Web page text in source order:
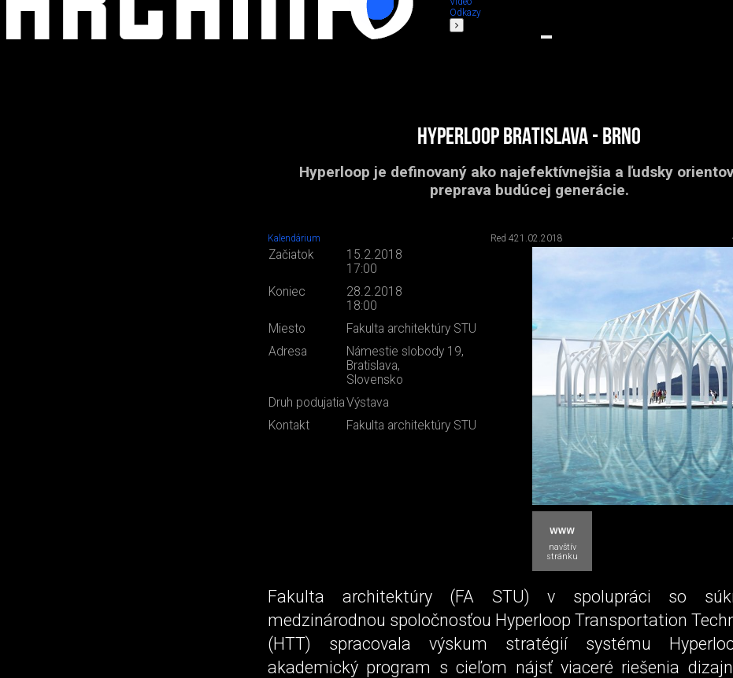
Odkazy
HYPERLOOP BRATISLAVA - BRNO
Hyperloop je definovaný ako najefektívnejšia a ľudsky
preprava budúcej generácie.
Kalendárium Red 421.02.2018
Začiatok
15.2.2018
17:00
Koniec
28.2.2018
18:00
Miesto
Fakulta architektúry STU
Adresa
Námestie slobody 19,
Bratislava,
Slovensko
Druh podujatiaVýstava
Kontakt
Fakulta architektúry STU
navštív
stránku
Fakulta architektúry (FA STU) v spolupráci so
medzinárodnou spoločnosťou Hyperloop Transportation
(HTT) spracovala výskum stratégií systému
akademický program s cieľom nájsť viaceré riešenia